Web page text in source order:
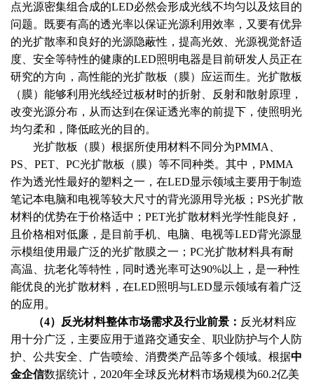
点光源密集组合成的LED必然会形成光线不均匀以及炫目的
问题。既要有高的透光率以保证光源利用效率，又要有优异
的光扩散率和良好的光源隐蔽性，提高光效、光源视觉舒适
度、安全等特性的健康的LED照明电器是目前研发人员正在
研究的方向，高性能的光扩散板（膜）应运而生。光扩散板
（膜）能够利用光线经过板材时的折射、反射和散射原理，
改变光源分布，从而达到在保证透光率的前提下，使照明光
均匀柔和，降低眩光的目的。
光扩散板（膜）根据所使用材料不同分为PMMA、
PS、PET、PC光扩散板（膜）等不同种类。其中，PMMA
作为透光性最好的塑料之一，在LED显示领域主要用于制造
笔记本电脑和电视等较大尺寸的背光源用导光板；PS光扩散
材料的优势在于价格适中；PET光扩散材料光学性能良好，
且价格相对低廉，是目前手机、电脑、电视等LED背光源显
示模组使用最广泛的光扩散膜之一；PC光扩散材料具有耐
高温、抗老化等特性，同时透光率可达90%以上，是一种性
能优良的光扩散材料，在LED照明与LED显示领域有着广泛
的应用。
（4）反光材料整体市场需求及行业前景： 反光材料应
用十分广泛，主要应用于道路交通安全、职业防护与个人防
护、公共安全、广告喷绘、消费类产品等多个领域。根据中
金企信数据统计 ， 2020年全球反光材料市场规模为60.2亿美